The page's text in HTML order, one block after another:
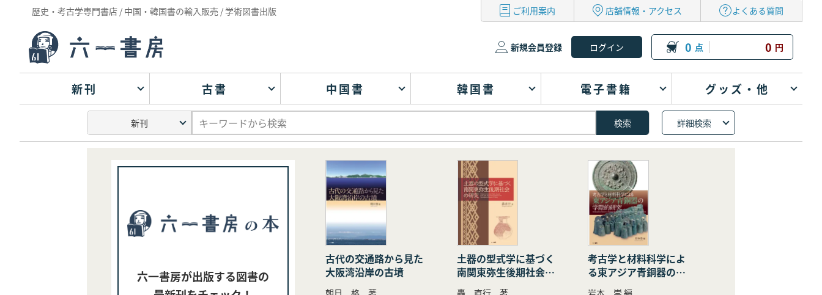
歴史・考古学専門書店 / 中国・韓国書の輸入販売 / 学術図書出版 ご利用案内 店舗情報・アクセス よくある質問
新規会員登録 0 点 0 円
新刊 古書 中国書 韓国書 電子書籍 グッズ・他
詳細検索
六一書房が出版する図書の
古代の交通路から見た
大阪湾沿岸の古墳
土器の型式学に基づく
南関東弥生後期社会の
研究
考古学と材料科学によ
る東アジア青銅器の学
際的研究